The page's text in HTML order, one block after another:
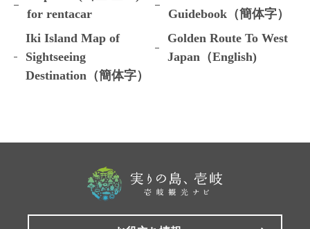
for rentacar
Guidebook（簡体字）
Iki Island Map of
Sightseeing
Destination（簡体字）
Golden Route To West
Japan（English)